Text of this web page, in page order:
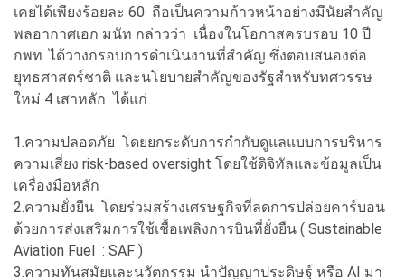
เคยได้เพียงร้อยละ 60 ถือเป็นความก้าวหน้าอย่างมีนัยสำคัญ
พลอากาศเอก มนัท กล่าวว่า เนื่องในโอกาสครบรอบ 10 ปี
กพท. ได้วางกรอบการดำเนินงานที่สำคัญ ซึ่งตอบสนองต่อ
ยุทธศาสตร์ชาติ และนโยบายสำคัญของรัฐสำหรับทศวรรษ
ใหม่ 4 เสาหลัก ได้แก่
1.ความปลอดภัย โดยยกระดับการกำกับดูแลแบบการบริหาร
ความเสี่ยง risk-based oversight โดยใช้ดิจิทัลและข้อมูลเป็น
เครื่องมือหลัก
2.ความยั่งยืน โดยร่วมสร้างเศรษฐกิจที่ลดการปล่อยคาร์บอน
ด้วยการส่งเสริมการใช้เชื้อเพลิงการบินที่ยั่งยืน ( Sustainable
Aviation Fuel : SAF )
3.ความทันสมัยและนวัตกรรม นำปัญญาประดิษฐ์ หรือ AI มา